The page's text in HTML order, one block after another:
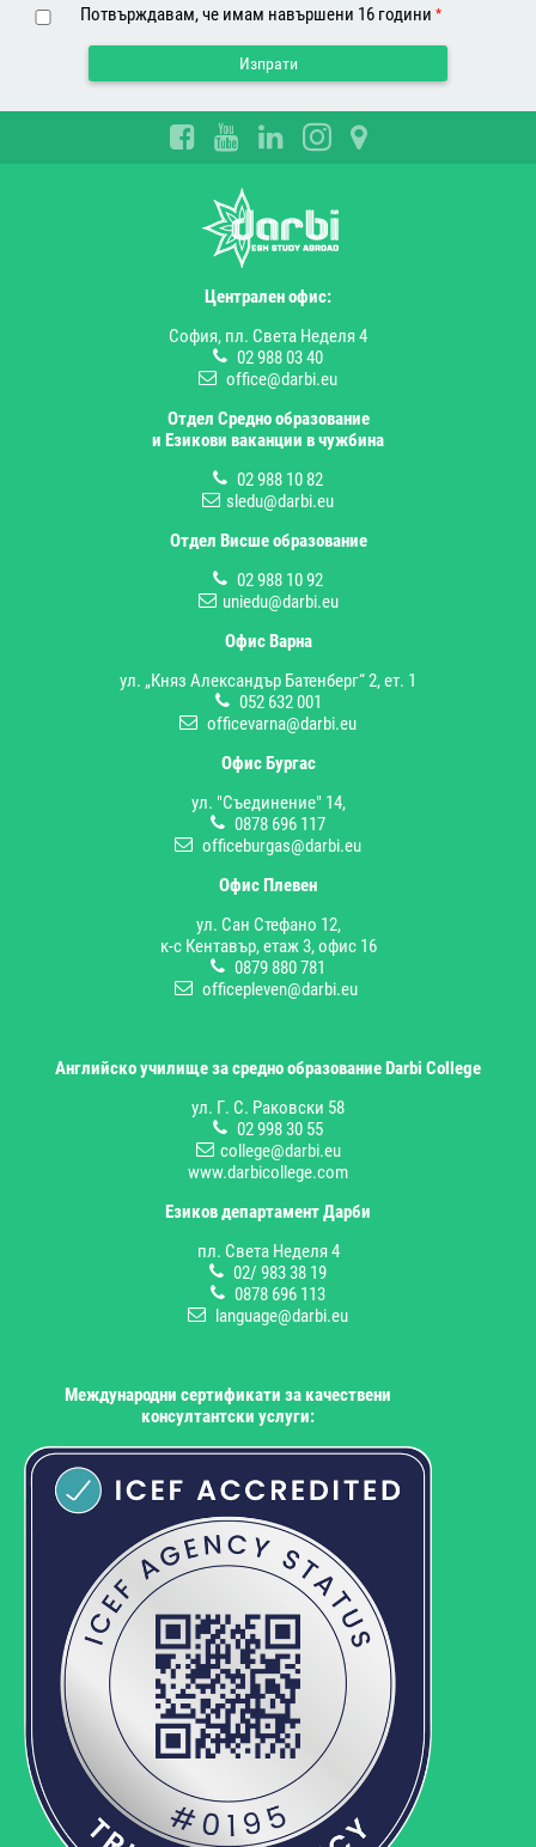
Потвърждавам, че имам навършени 16 години *
Централен офис:
София, пл. Света Неделя 4
02 988 03 40
office@darbi.eu
Отдел Средно образование
и Езикови ваканции в чужбина
02 988 10 82
sledu@darbi.eu
Отдел Висше образование
02 988 10 92
uniedu@darbi.eu
Офис Варна
ул. „Княз Александър Батенберг“ 2, ет. 1
052 632 001
officevarna@darbi.eu
Офис Бургас
ул. "Съединение" 14,
0878 696 117
officeburgas@darbi.eu
Офис Плевен
ул. Сан Стефано 12,
к-с Кентавър, етаж 3, офис 16
0879 880 781
officepleven@darbi.eu
Английско училище за средно образование Darbi College
ул. Г. С. Раковски 58
02 998 30 55
college@darbi.eu
www.darbicollege.com
Езиков департамент Дарби
пл. Света Неделя 4
02/ 983 38 19
0878 696 113
language@darbi.eu
Международни сертификати за качествени
консултантски услуги: